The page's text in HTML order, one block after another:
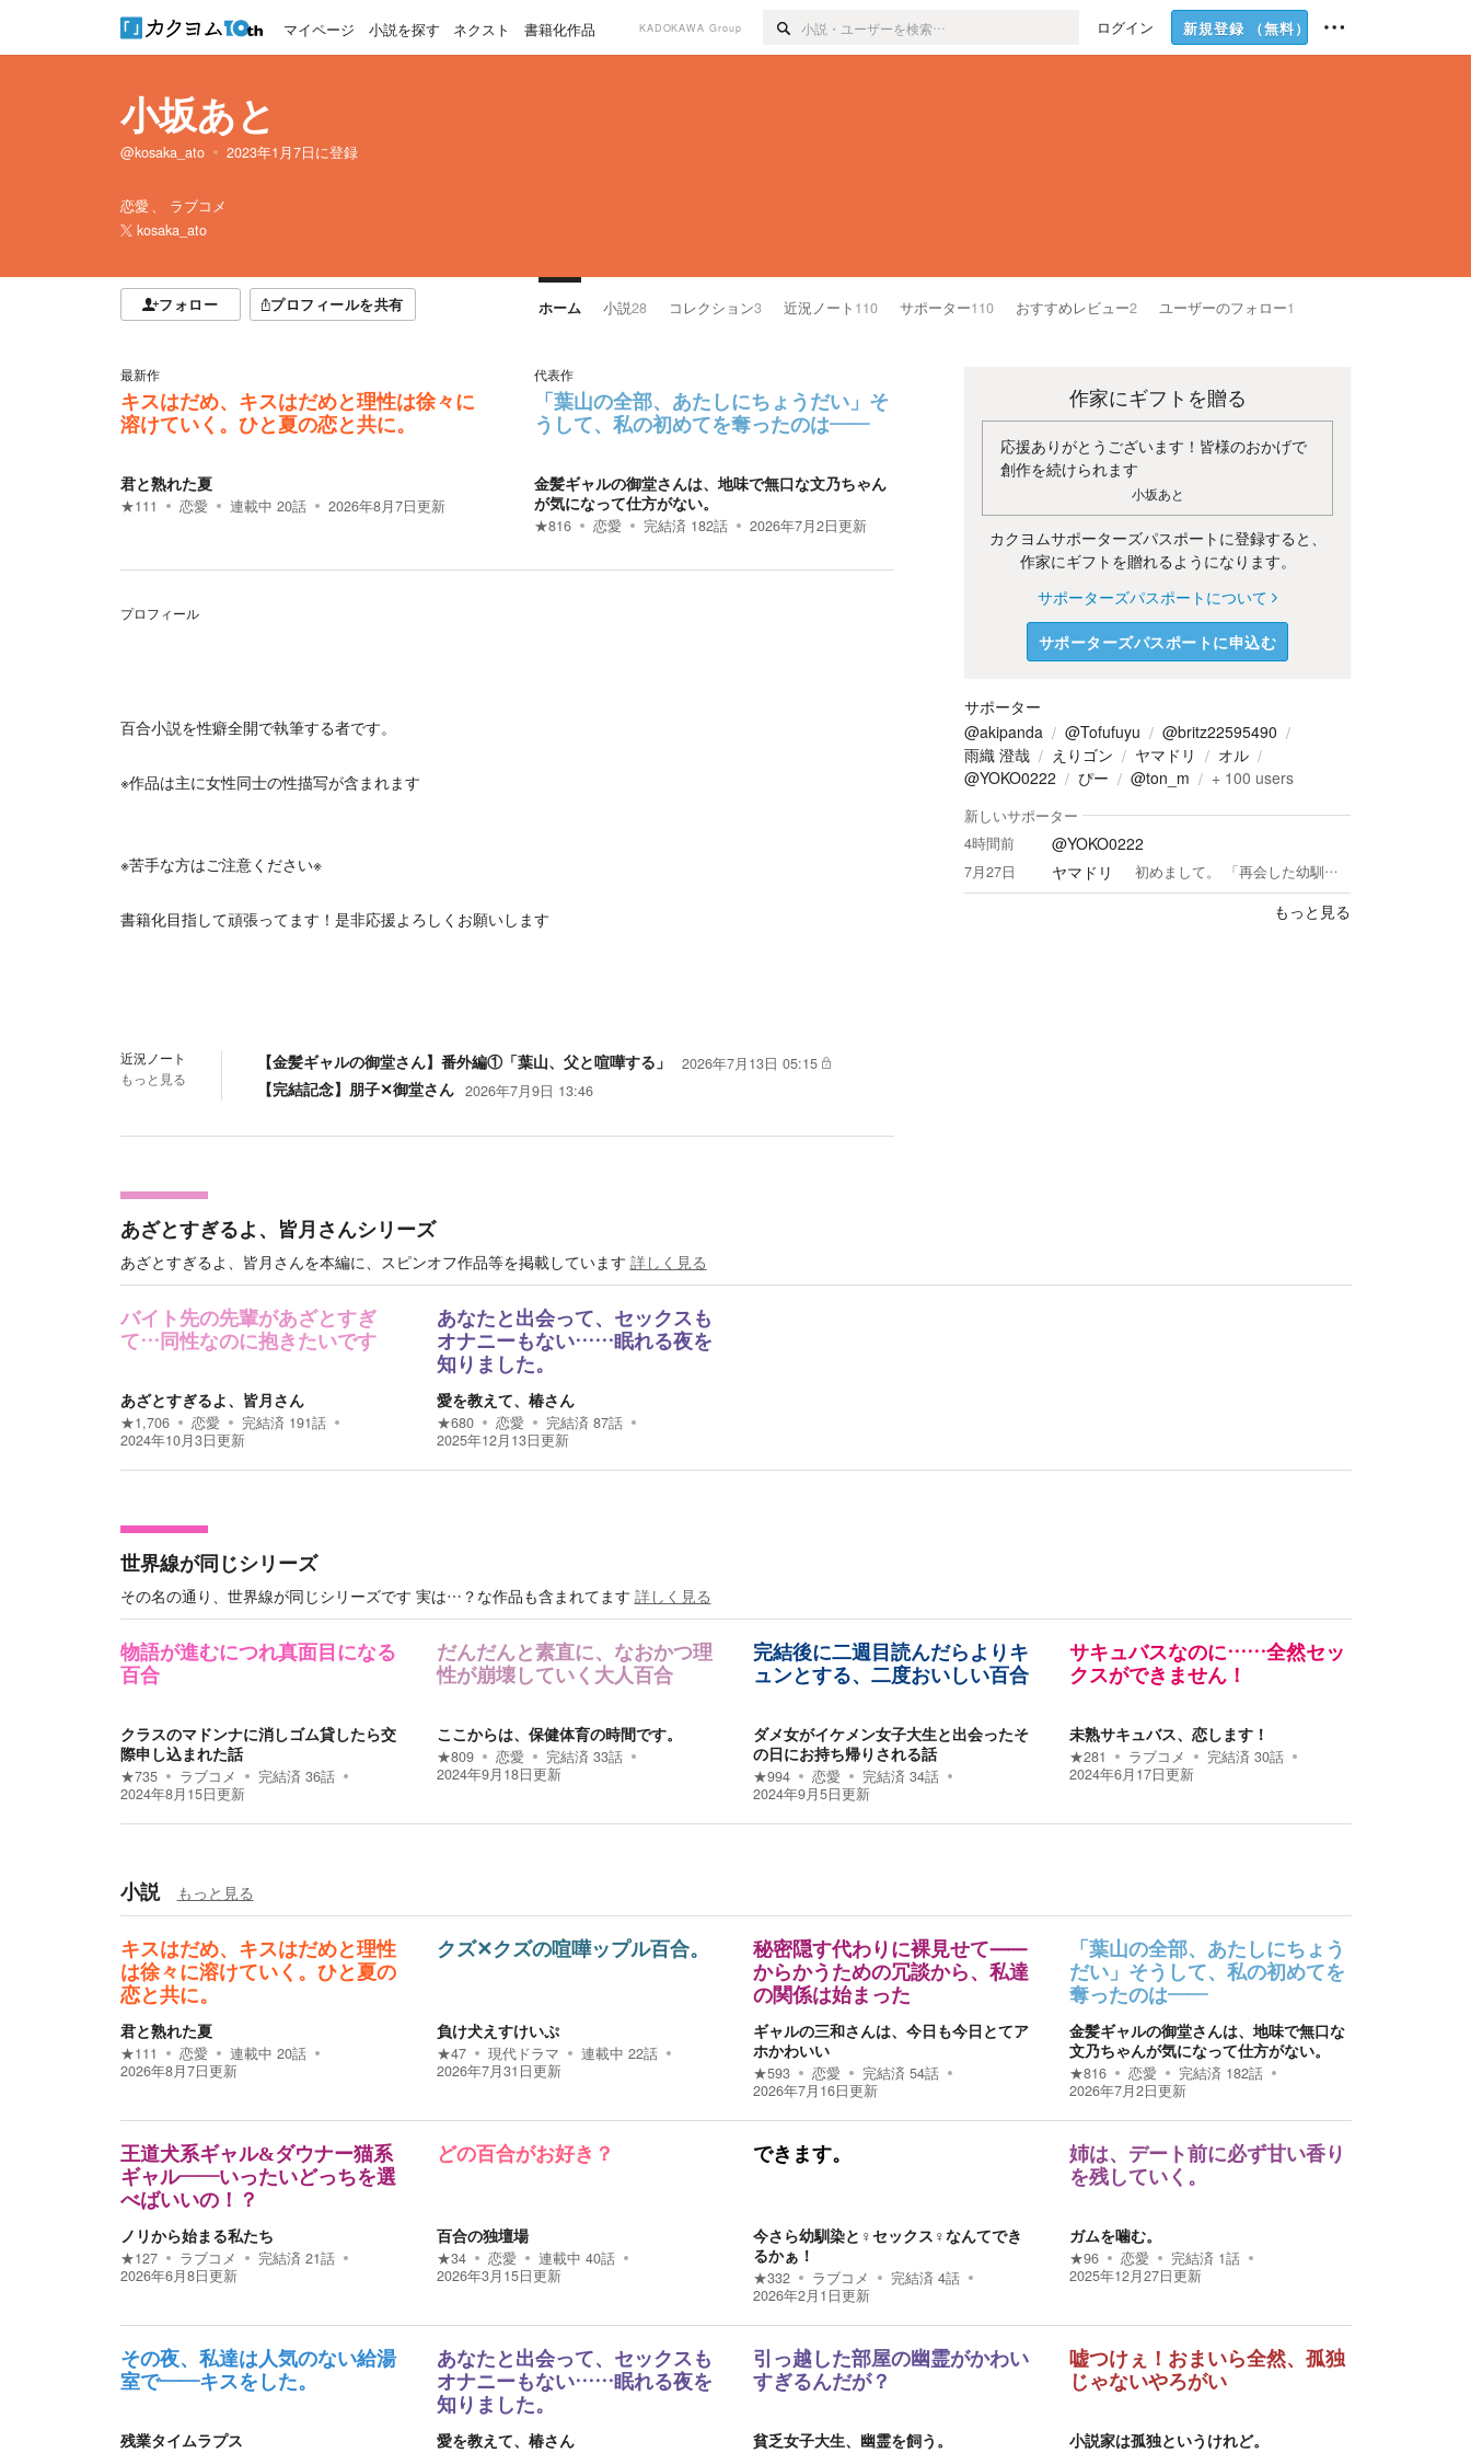
マイページ 小説を探す ネクスト 書籍化作品 KADOKAWA Group ログイン 新規登録 （無料）
小坂あと
@kosaka_ato 2023年1月7日に登録
恋愛
ラブコメ
kosaka_ato
フォロー プロフィールを共有 ホーム 小説28 コレクション3 近況ノート 110 サポーター110 おすすめレビュー2 ユーザーのフォロー1
最新作
キスはだめ、キスはだめと理性は徐々に
溶けていく。ひと夏の恋と共に。
君と熟れた夏
★111 恋愛 連載中 20話 2026年8月7日更新
代表作
「葉山の全部、あたしにちょうだい」そ
うして、私の初めてを奪ったのは――
金髪ギャルの御堂さんは、地味で無口な文乃ちゃん
が気になって仕方がない。
★816 恋愛 完結済 182話 2026年7月2日更新
プロフィール
百合小説を性癖全開で執筆する者です。
※作品は主に女性同士の性描写が含まれます
※苦手な方はご注意ください※
書籍化目指して頑張ってます！是非応援よろしくお願いします
近況ノート
もっと見る
【金髪ギャルの御堂さん】番外編①「葉山、父と喧嘩する」 2026年7月13日 05:15
【完結記念】朋子✕御堂さん 2026年7月9日 13:46
作家にギフトを贈る
応援ありがとうございます！皆様のおかげで
創作を続けられます
小坂あと
カクヨムサポーターズパスポートに登録すると、
作家にギフトを贈れるようになります。
サポーターズパスポートについて
サポーターズパスポートに申込む
サポーター
@akipanda
@Tofufuyu
@britz22595490
雨織 澄哉
えりゴン ヤマドリ
オル
@YOKO0222
ぴー @ton_m + 100 users
新しいサポーター
4時間前
@YOKO0222
7月27日 ヤマドリ 初めまして。 「再会した幼馴染は、私の推しVtuberのママでした。」が初投稿作となります。 まだまだ初心者で拙い部分もありますが、読んでいただきありがとうございます。 感想などいただけますと幸いです。 Blueskyもやってます。 https://bsky.app/profile/yamadori485.bsky.social
もっと見る
あざとすぎるよ、皆月さんシリーズ
あざとすぎるよ、皆月さんを本編に、スピンオフ作品等を掲載しています 詳しく見る
バイト先の先輩があざとすぎ
て…同性なのに抱きたいです
あざとすぎるよ、皆月さん
★1,706 恋愛 完結済 191話
2024年10月3日更新
あなたと出会って、セックスも
オナニーもない……眠れる夜を
知りました。
愛を教えて、椿さん
★680 恋愛 完結済 87話
2025年12月13日更新
世界線が同じシリーズ
その名の通り、世界線が同じシリーズです 実は…？な作品も含まれてます 詳しく見る
物語が進むにつれ真面目になる
百合
クラスのマドンナに消しゴム貸したら交
際申し込まれた話
★735 ラブコメ 完結済 36話
2024年8月15日更新
だんだんと素直に、なおかつ理
性が崩壊していく大人百合
ここからは、保健体育の時間です。
★809 恋愛 完結済 33話
2024年9月18日更新
完結後に二週目読んだらよりキ
ュンとする、二度おいしい百合
ダメ女がイケメン女子大生と出会ったそ
の日にお持ち帰りされる話
★994 恋愛 完結済 34話
2024年9月5日更新
サキュバスなのに……全然セッ
クスができません！
未熟サキュバス、恋します！
★281 ラブコメ 完結済 30話
2024年6月17日更新
小説 もっと見る
キスはだめ、キスはだめと理性
は徐々に溶けていく。ひと夏の
恋と共に。
君と熟れた夏
★111 恋愛 連載中 20話
2026年8月7日更新
クズ✕クズの喧嘩ップル百合。
負け犬えすけいぷ
★47 現代ドラマ 連載中 22話
2026年7月31日更新
秘密隠す代わりに裸見せて⸺
からかうための冗談から、私達
の関係は始まった
ギャルの三和さんは、今日も今日とてア
ホかわいい
★593 恋愛 完結済 54話
2026年7月16日更新
「葉山の全部、あたしにちょう
だい」そうして、私の初めてを
奪ったのは――
金髪ギャルの御堂さんは、地味で無口な
文乃ちゃんが気になって仕方がない。
★816 恋愛 完結済 182話
2026年7月2日更新
王道犬系ギャル&ダウナー猫系
ギャル――いったいどっちを選
べばいいの！？
ノリから始まる私たち
★127 ラブコメ 完結済 21話
2026年6月8日更新
どの百合がお好き？
百合の独壇場
★34 恋愛 連載中 40話
2026年3月15日更新
できます。
今さら幼馴染と♀セックス♀なんてでき
るかぁ！
★332 ラブコメ 完結済 4話
2026年2月1日更新
姉は、デート前に必ず甘い香り
を残していく。
ガムを噛む。
★96 恋愛 完結済 1話
2025年12月27日更新
その夜、私達は人気のない給湯
室で―—キスをした。
残業タイムラプス
あなたと出会って、セックスも
オナニーもない……眠れる夜を
知りました。
愛を教えて、椿さん
引っ越した部屋の幽霊がかわい
すぎるんだが？
貧乏女子大生、幽霊を飼う。
嘘つけぇ！おまいら全然、孤独
じゃないやろがい
小説家は孤独というけれど。